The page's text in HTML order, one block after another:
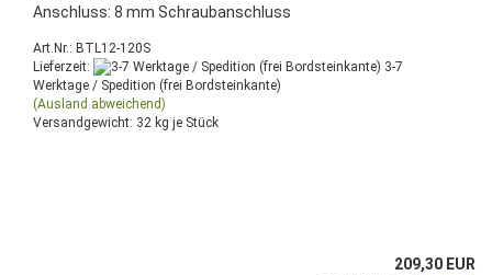
Anschluss: 8 mm Schraubanschluss
Art.Nr.: BTL12-120S
Lieferzeit:
3-7
Werktage / Spedition (frei Bordsteinkante)
(Ausland abweichend)
Versandgewicht: 32 kg je Stück
209,30 EUR